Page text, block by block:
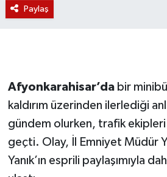
Paylaş
Afyonkarahisar’dabir
kaldırım üzerinden ilerlediği
gündem olurken, trafik ekipleri
geçti. Olay, İl Emniyet Müdür
Yanık’ın esprili paylaşımıyla